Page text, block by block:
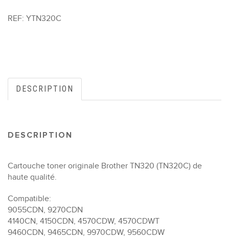
REF: YTN320C
DESCRIPTION
DESCRIPTION
Cartouche toner originale Brother TN320 (TN320C) de
haute qualité.
Compatible:
9055CDN, 9270CDN
4140CN, 4150CDN, 4570CDW, 4570CDWT
9460CDN, 9465CDN, 9970CDW, 9560CDW